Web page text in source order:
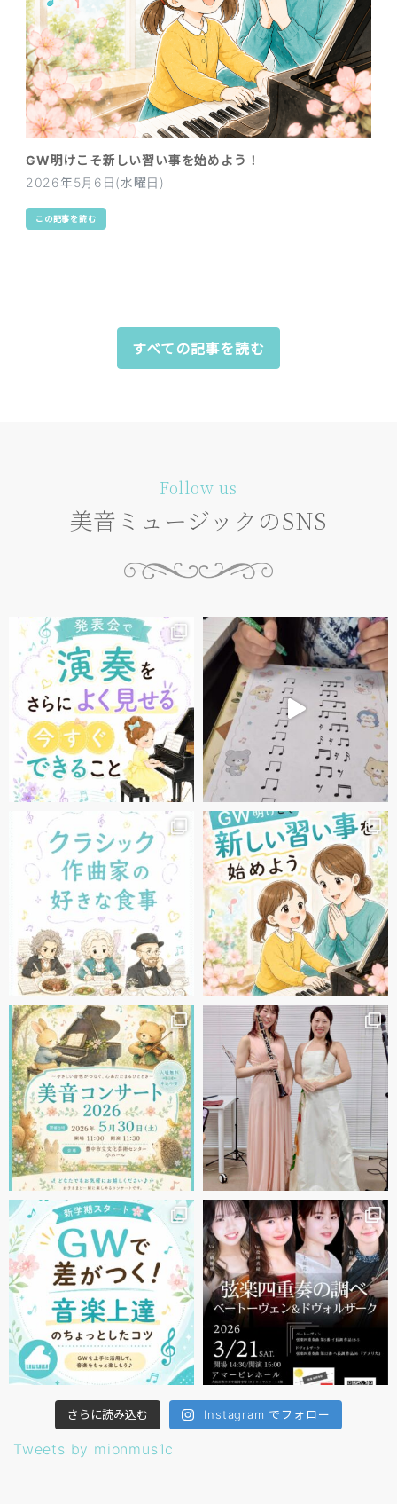
GW明けこそ新しい習い事を始めよう！
2026年5月6日(水曜日)
この記事を読む
すべての記事を読む
Follow us
美音ミュージックのSNS
さらに読み込む Instagram でフォロー
Tweets by mionmus1c